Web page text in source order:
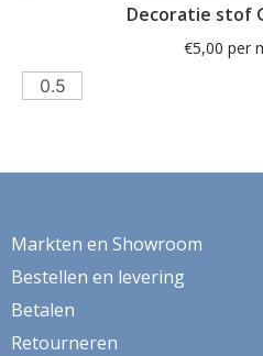
huizen
ijsbeer
kaart
Decoratie stof
€5,00 per
Markten en Showroom
Bestellen en levering
Betalen
Retourneren